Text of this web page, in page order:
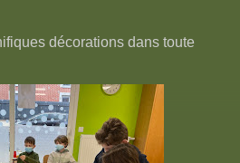
décorations dans toute